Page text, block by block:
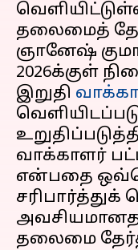
தலைமைத்
ஞானேஷ்
2026க்குள்
இறுதி
வாக்காளர்
என்பதை
சரிபார்த்துக்
தலைமை